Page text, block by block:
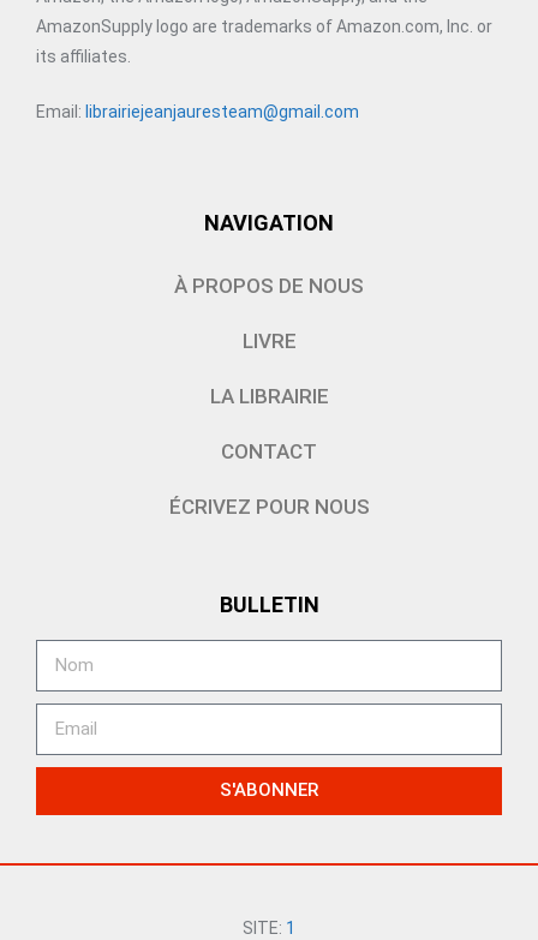
AmazonSupply logo are trademarks of Amazon.com, Inc. or
its affiliates.
Email: librairiejeanjauresteam@gmail.com
NAVIGATION
À PROPOS DE NOUS
LIVRE
LA LIBRAIRIE
CONTACT
ÉCRIVEZ POUR NOUS
BULLETIN
S'ABONNER
SITE: 1